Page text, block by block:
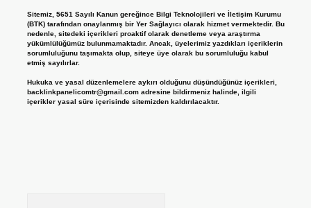
Sitemiz, 5651 Sayılı Kanun gereğince Bilgi Teknolojileri ve İletişim Kurumu
(BTK) tarafından onaylanmış bir Yer Sağlayıcı olarak hizmet vermektedir. Bu
nedenle, sitedeki içerikleri proaktif olarak denetleme veya araştırma
yükümlülüğümüz bulunmamaktadır. Ancak, üyelerimiz yazdıkları içeriklerin
sorumluluğunu taşımakta olup, siteye üye olarak bu sorumluluğu kabul
etmiş sayılırlar.
Hukuka ve yasal düzenlemelere aykırı olduğunu düşündüğünüz içerikleri,
backlinkpanelicomtr@gmail.comadresine bildirmeniz halinde, ilgili
içerikler yasal süre içerisinde sitemizden kaldırılacaktır.